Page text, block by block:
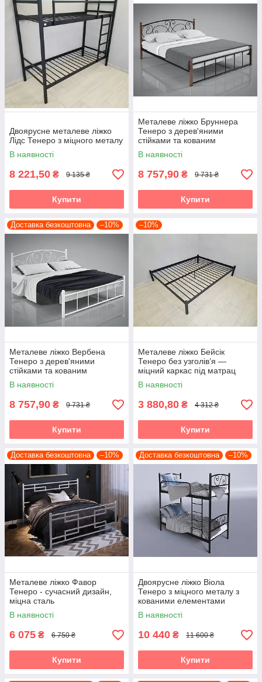
Двоярусне металеве ліжко
Лідс Тенеро з міцного металу
В наявності
8 221,50 ₴ 9 135 ₴
Купити
Металеве ліжко Бруннера
Тенеро з дерев'яними
стійками та кованим
узголів'ям
В наявності
8 757,90 ₴ 9 731 ₴
Купити
Доставка безкоштовна –10%
Металеве ліжко Вербена
Тенеро з дерев'яними
стійками та кованим
візерунком
В наявності
8 757,90 ₴ 9 731 ₴
Купити
–10%
Металеве ліжко Бейсік
Тенеро без узголів’я —
міцний каркас під матрац
В наявності
3 880,80 ₴ 4 312 ₴
Купити
Доставка безкоштовна –10%
Металеве ліжко Фавор
Тенеро - сучасний дизайн,
міцна сталь
В наявності
6 075 ₴ 6 750 ₴
Купити
Доставка безкоштовна –10%
Двоярусне ліжко Віола
Тенеро з міцного металу з
кованими елементами
В наявності
10 440 ₴ 11 600 ₴
Купити